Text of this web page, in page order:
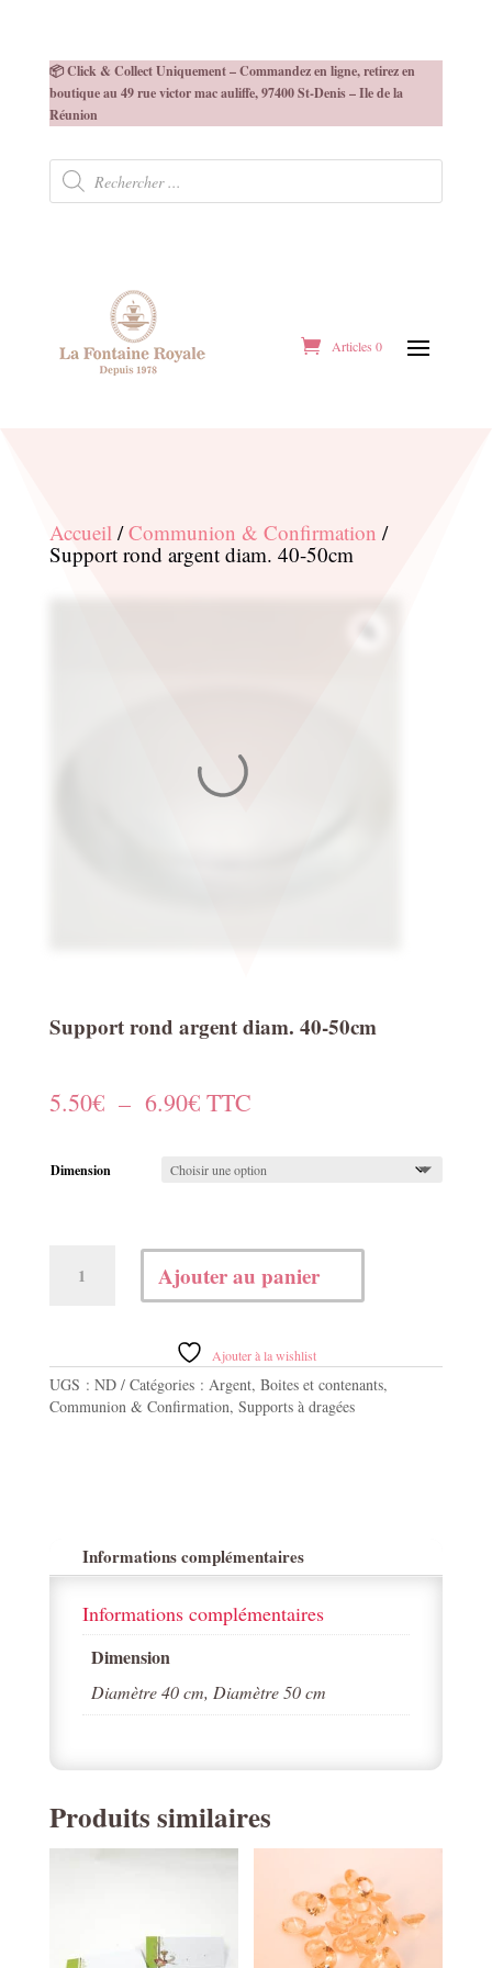
📦 Click & Collect Uniquement – Commandez en ligne, retirez en
boutique au 49 rue victor mac auliffe, 97400 St-Denis – Ile de la
Réunion
Recherche
produits
Articles 0
Accueil/Communion & Confirmation /
Support rond argent diam. 40-50cm
Support rond argent diam. 40-50cm
5.50€ – 6.90€Plage
prix :
à
TTC
Dimension
diam.
40-
50cm
Ajouter au panier
Ajouter à la wishlist
UGS : ND Catégories : Argent, Boites et contenants,
Communion & Confirmation, Supports à dragées
Informations complémentaires
Informations complémentaires
Dimension
Diamètre 40 cm, Diamètre 50 cm
Produits similaires